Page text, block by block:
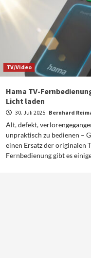
TV/Video
Hama TV-
Licht laden
30. Juli 2025 Bernhard
Alt, defekt,
unpraktisch zu bedienen –
einen Ersatz der originalen
Fernbedienung gibt es